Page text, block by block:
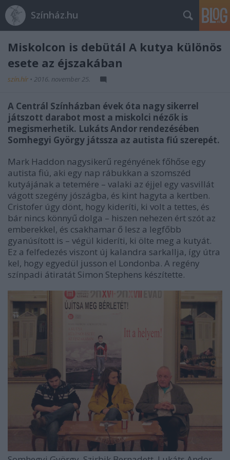
Színház.hu
Miskolcon is debütál A kutya különös
esete az éjszakában
szín.hír • 2016. november 25.
A Centrál Színházban évek óta nagy sikerrel
játszott darabot most a miskolci nézők is
megismerhetik. Lukáts Andor rendezésében
Somhegyi György játssza az autista fiú szerepét.
Mark Haddon nagysikerű regényének főhőse egy
autista fiú, aki egy nap rábukkan a szomszéd
kutyájának a tetemére – valaki az éjjel egy vasvillát
vágott szegény jószágba, és kint hagyta a kertben.
Cristofer úgy dönt, hogy kideríti, ki volt a tettes, és
bár nincs könnyű dolga – hiszen nehezen ért szót az
emberekkel, és csakhamar ő lesz a legfőbb
gyanúsított is – végül kideríti, ki ölte meg a kutyát.
Ez a felfedezés viszont új kalandra sarkallja, így útra
kel, hogy egyedül jusson el Londonba. A regény
színpadi átiratát Simon Stephens készítette.